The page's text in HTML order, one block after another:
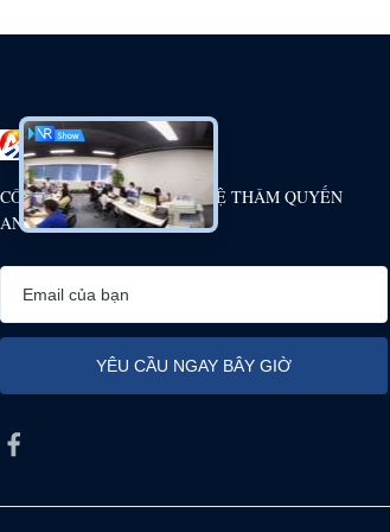
CÔNG TY TNHH CÔNG NGHỆ THÂM QUYẾN
ANHANG